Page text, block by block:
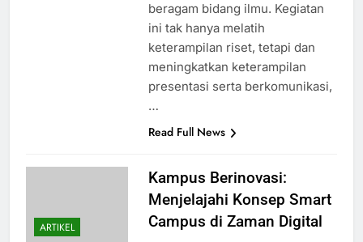
beragam bidang ilmu. Kegiatan
ini tak hanya melatih
keterampilan riset, tetapi dan
meningkatkan keterampilan
presentasi serta berkomunikasi,
…
Read Full News
ARTIKEL
Kampus Berinovasi:
Menjelajahi Konsep Smart
Campus di Zaman Digital